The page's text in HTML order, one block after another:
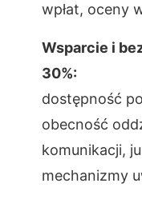
wpłat, oceny
Wsparcie i
30%:
dostępność
obecność
komunikacji,
mechanizmy